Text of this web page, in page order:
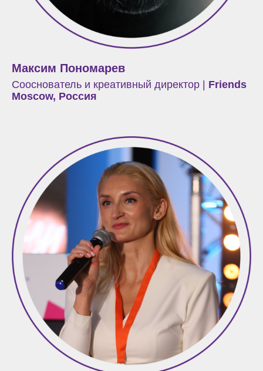
Максим Пономарев
Сооснователь и креативный директор
Friends
Moscow, Россия